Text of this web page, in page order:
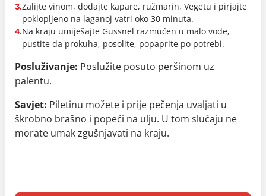
3.Zalijte vinom, dodajte kapare, ružmarin, Vegetu i pirjajte
poklopljeno na laganoj vatri oko 30 minuta.
4.Na kraju umiješajte Gussnel razmućen u malo vode,
pustite da prokuha, posolite, popaprite po potrebi.
Posluživanje: Poslužite posuto peršinom uz
palentu.
Savjet: Piletinu možete i prije pečenja uvaljati u
škrobno brašno i popeći na ulju. U tom slučaju ne
morate umak zgušnjavati na kraju.